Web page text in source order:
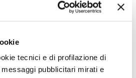
tecnici e di profilazione di
pubblicitari mirati e